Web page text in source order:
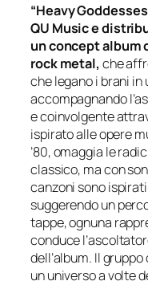
“Heavy
QU Music e
un concept album
rock metal, che
che legano i brani in
accompagnando
e coinvolgente
ispirato alle opere
’80, omaggia le
classico, ma con
canzoni sono
suggerendo un
tappe, ognuna
conduce
dell’album. Il
un universo a volte